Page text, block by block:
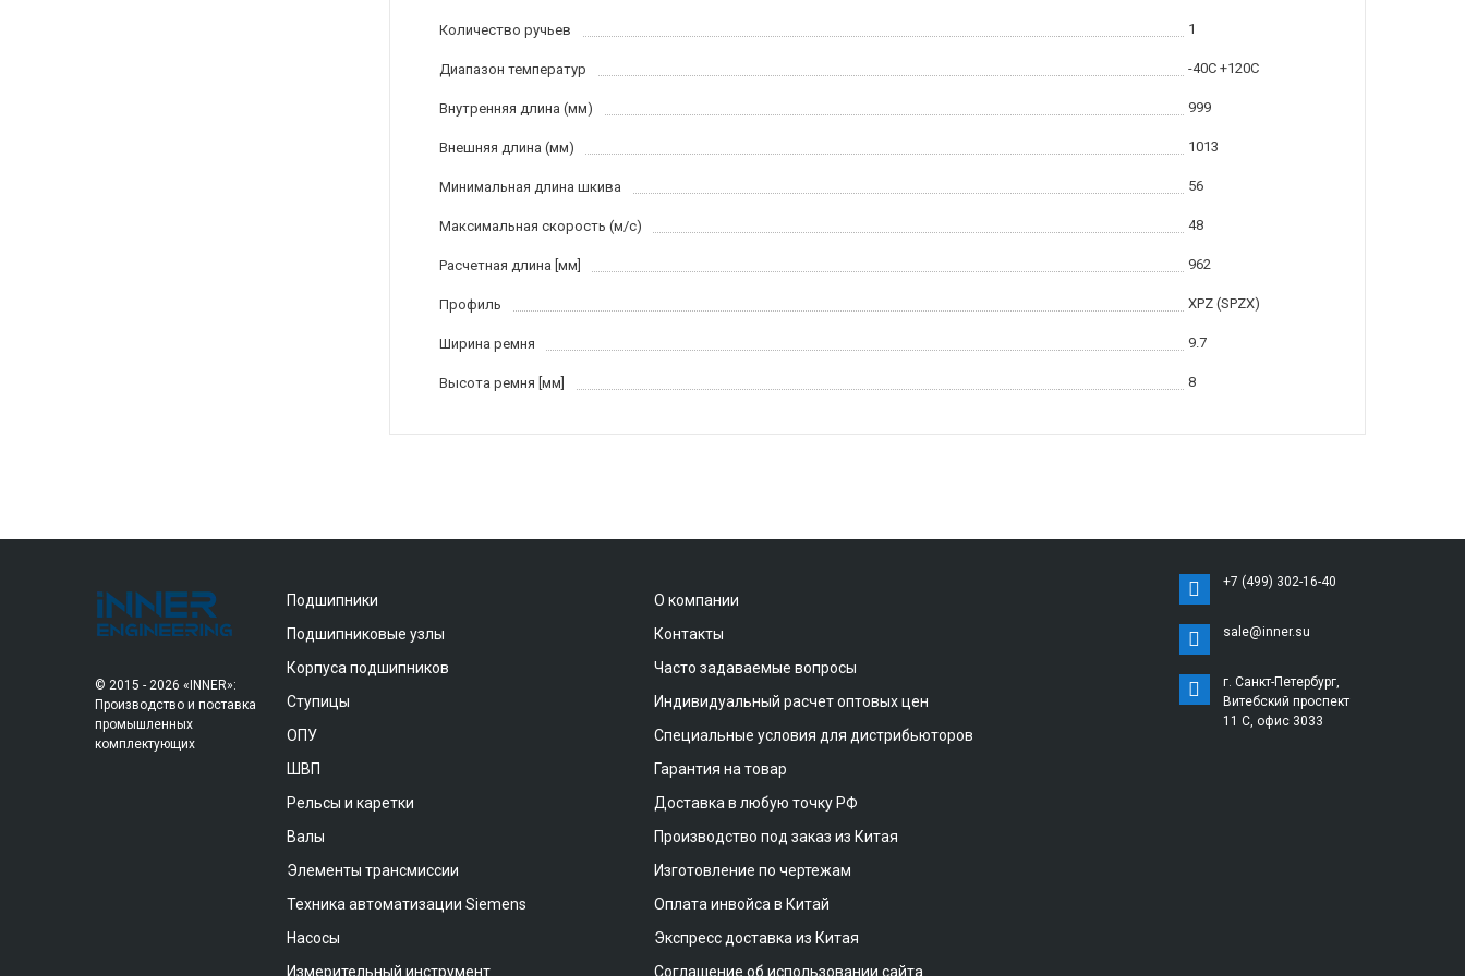
Количество ручьев 1
Диапазон температур -40С +120С
Внутренняя длина (мм) 999
Внешняя длина (мм) 1013
Минимальная длина шкива 56
Максимальная скорость (м/c) 48
Расчетная длина [мм] 962
Профиль XPZ (SPZX)
Ширина ремня 9.7
Высота ремня [мм] 8
© 2015 - 2026 «INNER»:
Производство и поставка
промышленных
комплектующих
Подшипники
Подшипниковые узлы
Корпуса подшипников
Ступицы
ОПУ
ШВП
Рельсы и каретки
Валы
Элементы трансмиссии
Техника автоматизации Siemens
Насосы
Измерительный инструмент
О компании
Контакты
Часто задаваемые вопросы
Индивидуальный расчет оптовых цен
Специальные условия для дистрибьюторов
Гарантия на товар
Доставка в любую точку РФ
Производство под заказ из Китая
Изготовление по чертежам
Оплата инвойса в Китай
Экспресс доставка из Китая
Соглашение об использовании сайта
+7 (499) 302-16-40
sale@inner.su
г. Санкт-Петербург,
Витебский проспект
11 С, офис 3033